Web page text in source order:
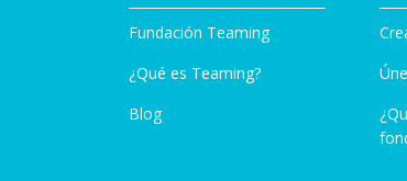
Fundación Teaming
¿Qué es Teaming?
Blog